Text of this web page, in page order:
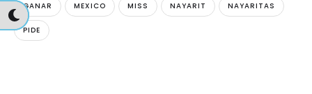
GANAR MEXICO MISS NAYARIT NAYARITAS
PIDE